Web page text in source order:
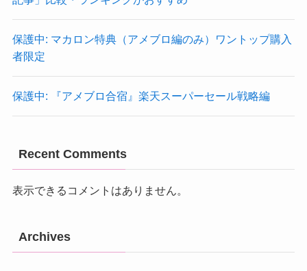
保護中: マカロン特典（アメブロ編のみ）ワントップ購入
者限定
保護中: 『アメブロ合宿』楽天スーパーセール戦略編
Recent Comments
表示できるコメントはありません。
Archives